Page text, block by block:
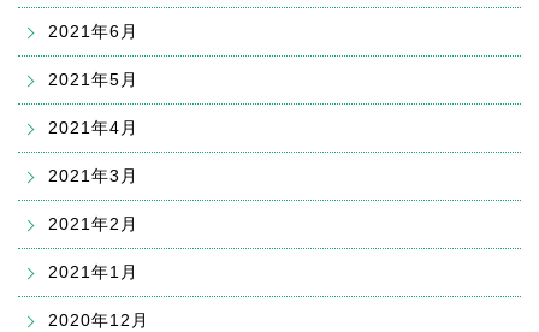
2021年6月
2021年5月
2021年4月
2021年3月
2021年2月
2021年1月
2020年12月